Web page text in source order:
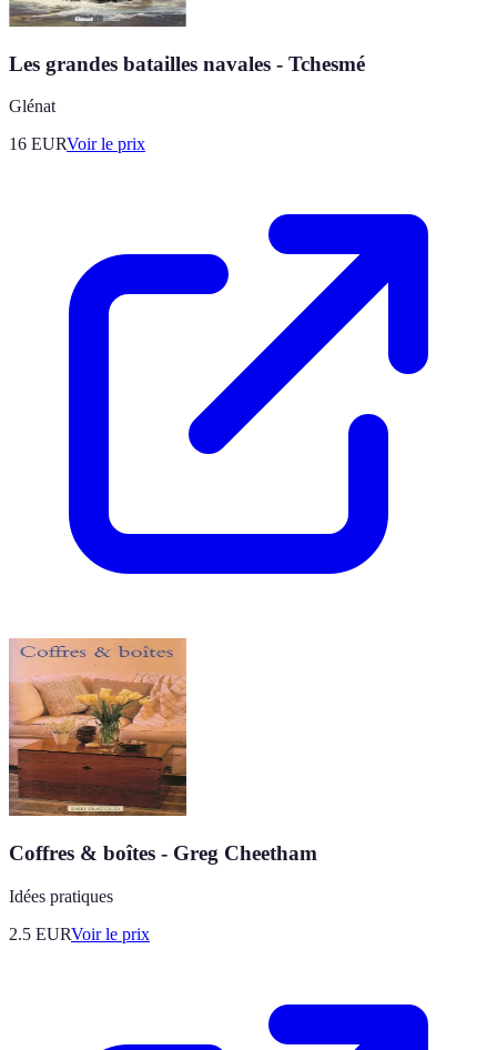
Les grandes batailles navales - Tchesmé
Glénat
16 EURVoir le prix
Coffres & boîtes - Greg Cheetham
Idées pratiques
2.5 EURVoir le prix